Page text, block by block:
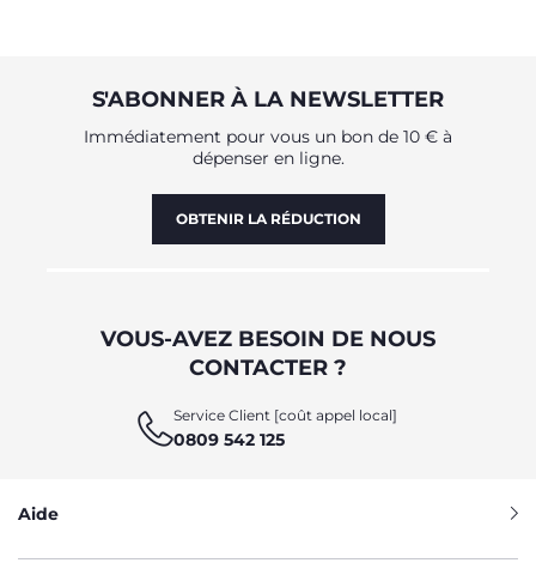
S'ABONNER À LA NEWSLETTER
Immédiatement pour vous un bon de 10 € à
dépenser en ligne.
OBTENIR LA RÉDUCTION
VOUS-AVEZ BESOIN DE NOUS
CONTACTER ?
Service Client [coût appel local]
0809 542 125
Aide